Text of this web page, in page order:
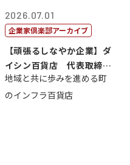
2026.07.01
企業家倶楽部アーカイブ
【頑張るしなやか企業】ダ
イシン百貨店 代表取締役
社長 西山 ...
地域と共に歩みを進める町
のインフラ百貨店